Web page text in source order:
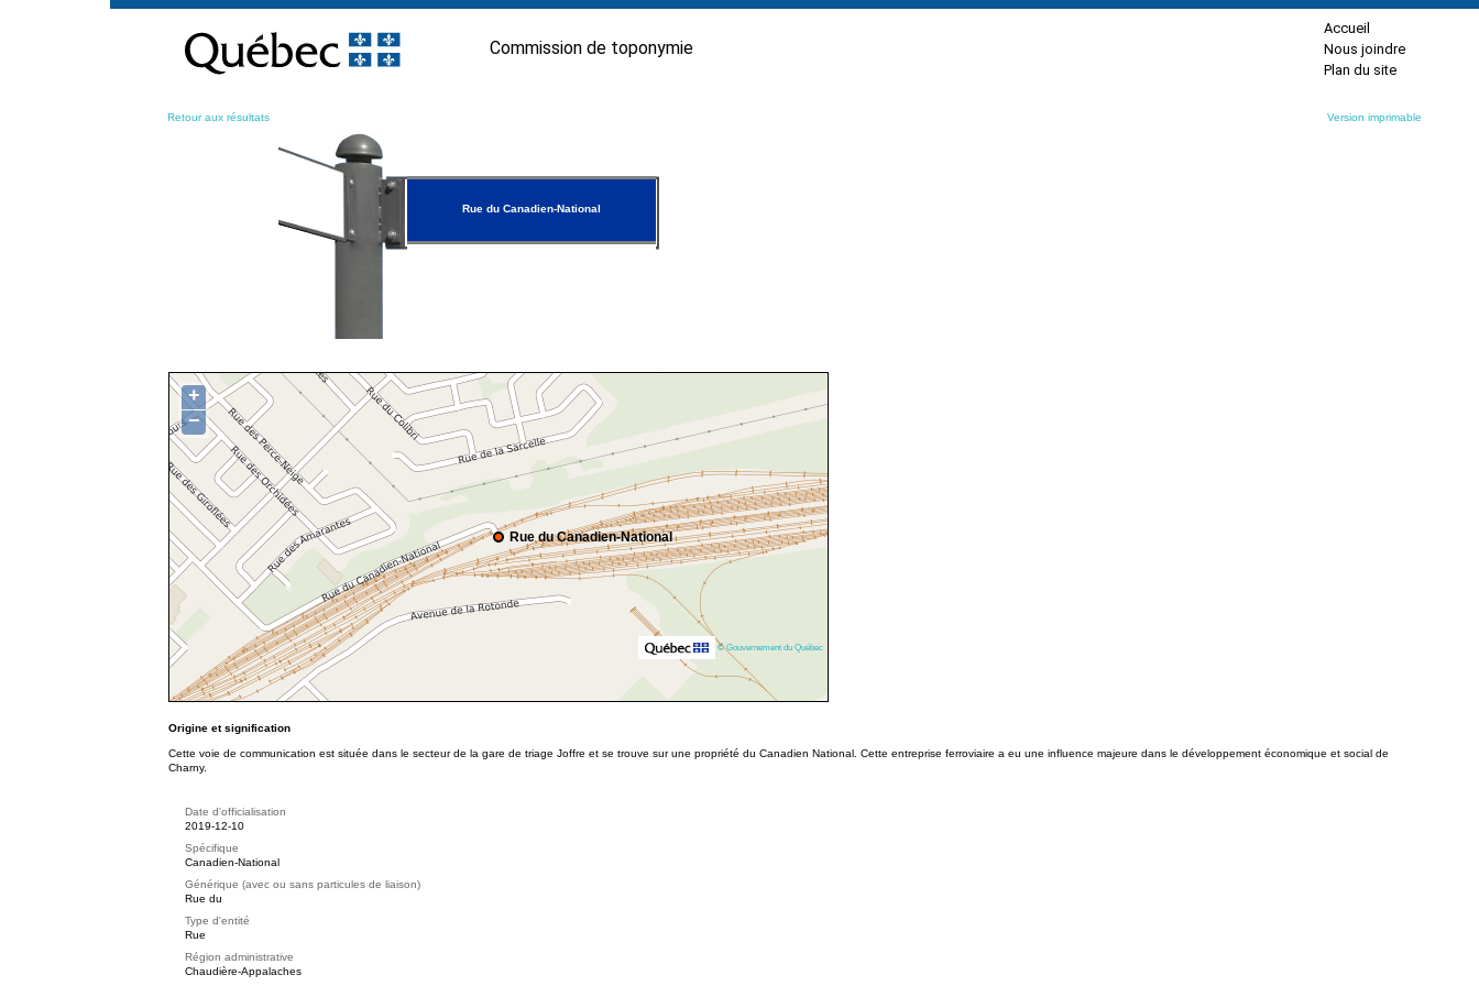
contenu
Commission de toponymie
Accueil
Nous joindre
Plan du site
Retour aux résultats Version imprimable
Rue du Canadien-National
Rue du Canadien-National
+
−
© Gouvernement du Québec
Origine et signification
Cette voie de communication est située dans le secteur de la gare de triage Joffre et se trouve sur une propriété du Canadien National. Cette entreprise ferroviaire a eu une influence majeure dans le développement économique et social de
Charny.
Date d'officialisation
2019-12-10
Spécifique
Canadien-National
Générique (avec ou sans particules de liaison)
Rue du
Type d'entité
Rue
Région administrative
Chaudière-Appalaches